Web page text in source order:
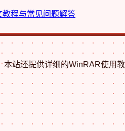
程与常见问题解答
站还提供详细的WinRAR使用